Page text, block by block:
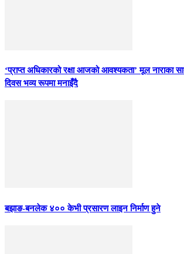
‘प्राप्त अधिकारको रक्षा आजको आवश्यकता’ मूल नाराका
दिवस भव्य रूपमा मनाइँदै
बझाङ-बनलेक ४०० केभी प्रसारण लाइन निर्माण हुने